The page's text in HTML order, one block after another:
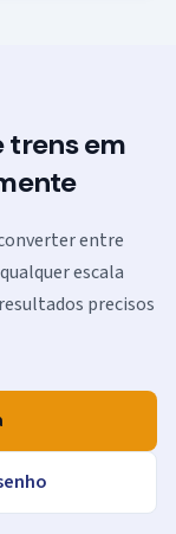
trens em
entre
escala
precisos